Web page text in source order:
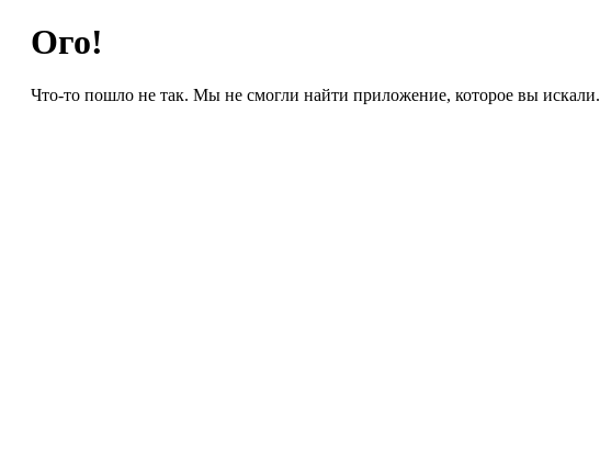
Ого!
Что-то пошло не так. Мы не смогли найти приложение, которое вы искали.